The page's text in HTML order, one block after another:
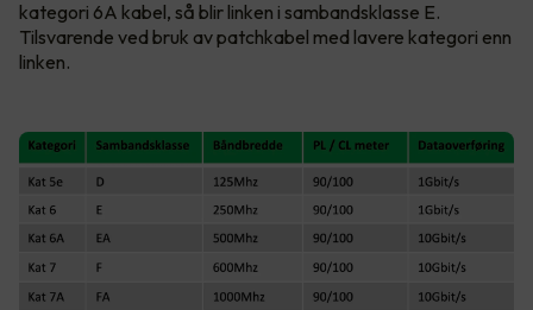
kategori 6A kabel, så blir linken i sambandsklasse E.
Tilsvarende ved bruk av patchkabel med lavere kategori enn
linken.